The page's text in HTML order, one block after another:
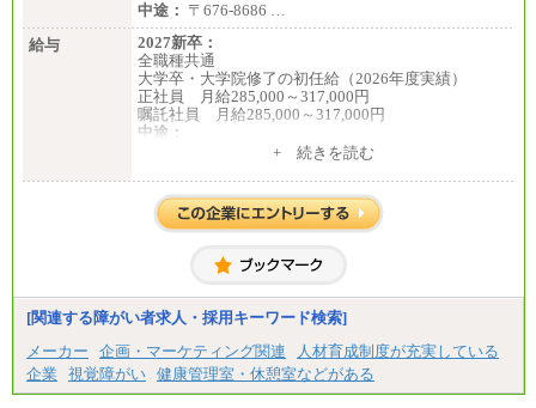
中途： 〒676-8686 …
給与
2027新卒：
全職種共通
大学卒・大学院修了の初任給（2026年度実績）
正社員 月給285,000～317,000円
嘱託社員 月給285,000～317,000円
中途：
（経験・能力等を踏まえて、当社規定により支給し
ます）
+ 続きを読む
[関連する障がい者求人・採用キーワード検索]
メーカー
企画・マーケティング関連
人材育成制度が充実している
企業
視覚障がい 健康管理室・休憩室などがある